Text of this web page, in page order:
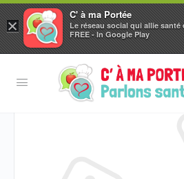
Aller au
contenu
×
C' à ma Portée
Le réseau social qui allie santé
FREE - In Google Play